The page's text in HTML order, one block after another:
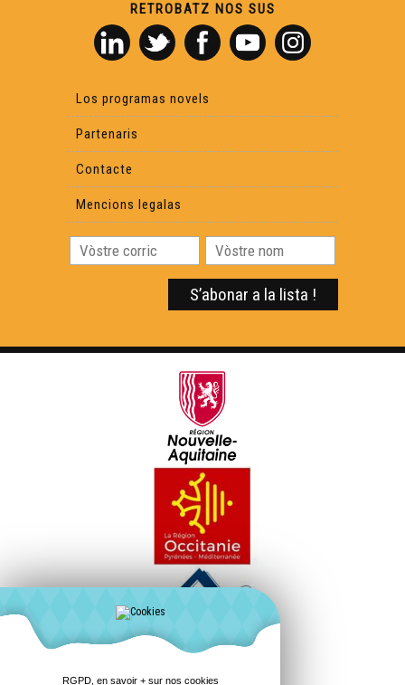
RETROBATZ NOS SUS
Los programas novels
Partenaris
Contacte
Mencions legalas
RGPD, en savoir + sur nos cookies